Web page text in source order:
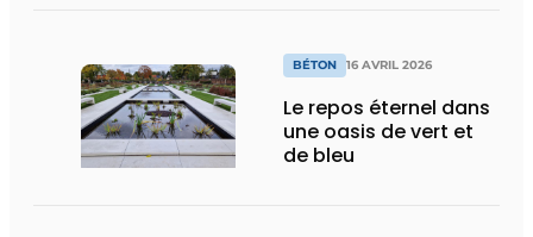
BÉTON 16 AVRIL 2026
Le repos éternel dans
une oasis de vert et
de bleu